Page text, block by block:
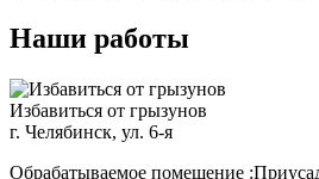
Наши работы
Избавиться от грызунов
г. Челябинск, ул. 6-я
Обрабатываемое помещение